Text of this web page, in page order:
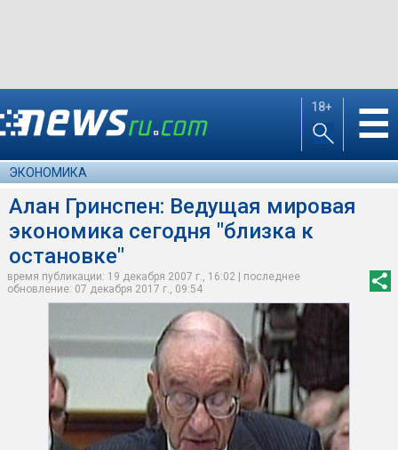
18+ ☰
ЭКОНОМИКА
Алан Гринспен: Ведущая мировая
экономика сегодня "близка к
остановке"
время публикации: 19 декабря 2007 г., 16:02 | последнее
обновление: 07 декабря 2017 г., 09:54